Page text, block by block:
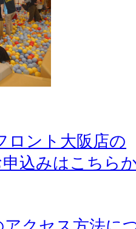
ロント大阪店の
込みはこちら